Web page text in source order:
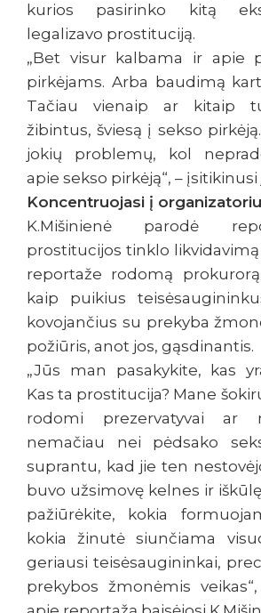
kurios pasirinko kitą
legalizavo prostituciją.
„Bet visur kalbama ir apie
pirkėjams. Arba baudimą
Tačiau vienaip ar kitaip
žibintus, šviesą į sekso
jokių problemų, kol
apie sekso pirkėją“, – įsitikinusi
Koncentruojasi į
K.Mišinienė parodė
prostitucijos tinklo likvidavimą
reportaže rodomą
kaip puikius
kovojančius su prekyba
požiūris, anot jos, gąsdinantis.
„Jūs man pasakykite, kas
Kas ta prostitucija? Mane
rodomi prezervatyvai ar
nemačiau nei pėdsako
suprantu, kad jie ten
buvo užsimovę kelnes ir
pažiūrėkite, kokia
kokia žinutė siunčiama
geriausi teisėsaugininkai,
prekybos žmonėmis